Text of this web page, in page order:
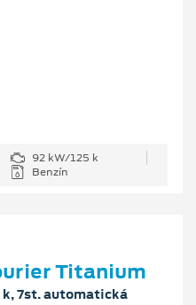
92 kW/125 k
Benzín
Titanium
k, 7st. automatická